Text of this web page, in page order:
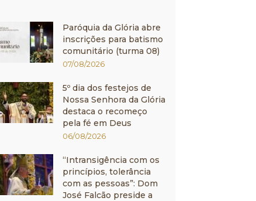
Paróquia da Glória abre
inscrições para batismo
comunitário (turma 08)
07/08/2026
5º dia dos festejos de
Nossa Senhora da Glória
destaca o recomeço
pela fé em Deus
06/08/2026
“Intransigência com os
princípios, tolerância
com as pessoas”: Dom
José Falcão preside a